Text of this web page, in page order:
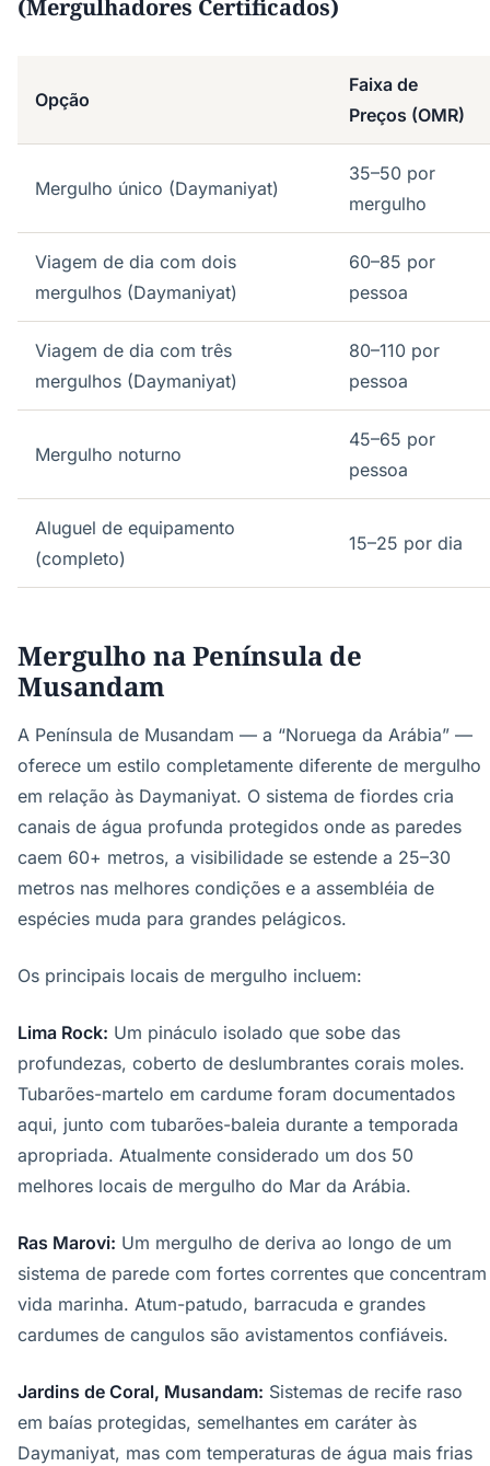
(Mergulhadores Certificados)
Opção
Faixa de
Preços (OMR)
Mergulho único (Daymaniyat)
35–50 por
mergulho
Viagem de dia com dois
mergulhos (Daymaniyat)
60–85 por
pessoa
Viagem de dia com três
mergulhos (Daymaniyat)
80–110 por
pessoa
Mergulho noturno
45–65 por
pessoa
Aluguel de equipamento
(completo)
15–25 por dia
Mergulho na Península de
Musandam
A Península de Musandam — a “Noruega da Arábia” —
oferece um estilo completamente diferente de mergulho
em relação às Daymaniyat. O sistema de fiordes cria
canais de água profunda protegidos onde as paredes
caem 60+ metros, a visibilidade se estende a 25–30
metros nas melhores condições e a assembléia de
espécies muda para grandes pelágicos.
Os principais locais de mergulho incluem:
Lima Rock: Um pináculo isolado que sobe das
profundezas, coberto de deslumbrantes corais moles.
Tubarões-martelo em cardume foram documentados
aqui, junto com tubarões-baleia durante a temporada
apropriada. Atualmente considerado um dos 50
melhores locais de mergulho do Mar da Arábia.
Ras Marovi: Um mergulho de deriva ao longo de um
sistema de parede com fortes correntes que concentram
vida marinha. Atum-patudo, barracuda e grandes
cardumes de cangulos são avistamentos confiáveis.
Jardins de Coral, Musandam: Sistemas de recife raso
em baías protegidas, semelhantes em caráter às
Daymaniyat, mas com temperaturas de água mais frias